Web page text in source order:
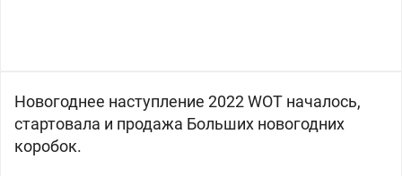
Новогоднее наступление 2022 WOT началось,
стартовала и продажа Больших новогодних
коробок.